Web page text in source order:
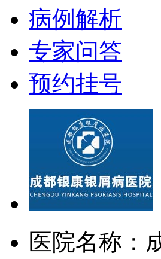
病例解析
专家问答
预约挂号
医院名称：